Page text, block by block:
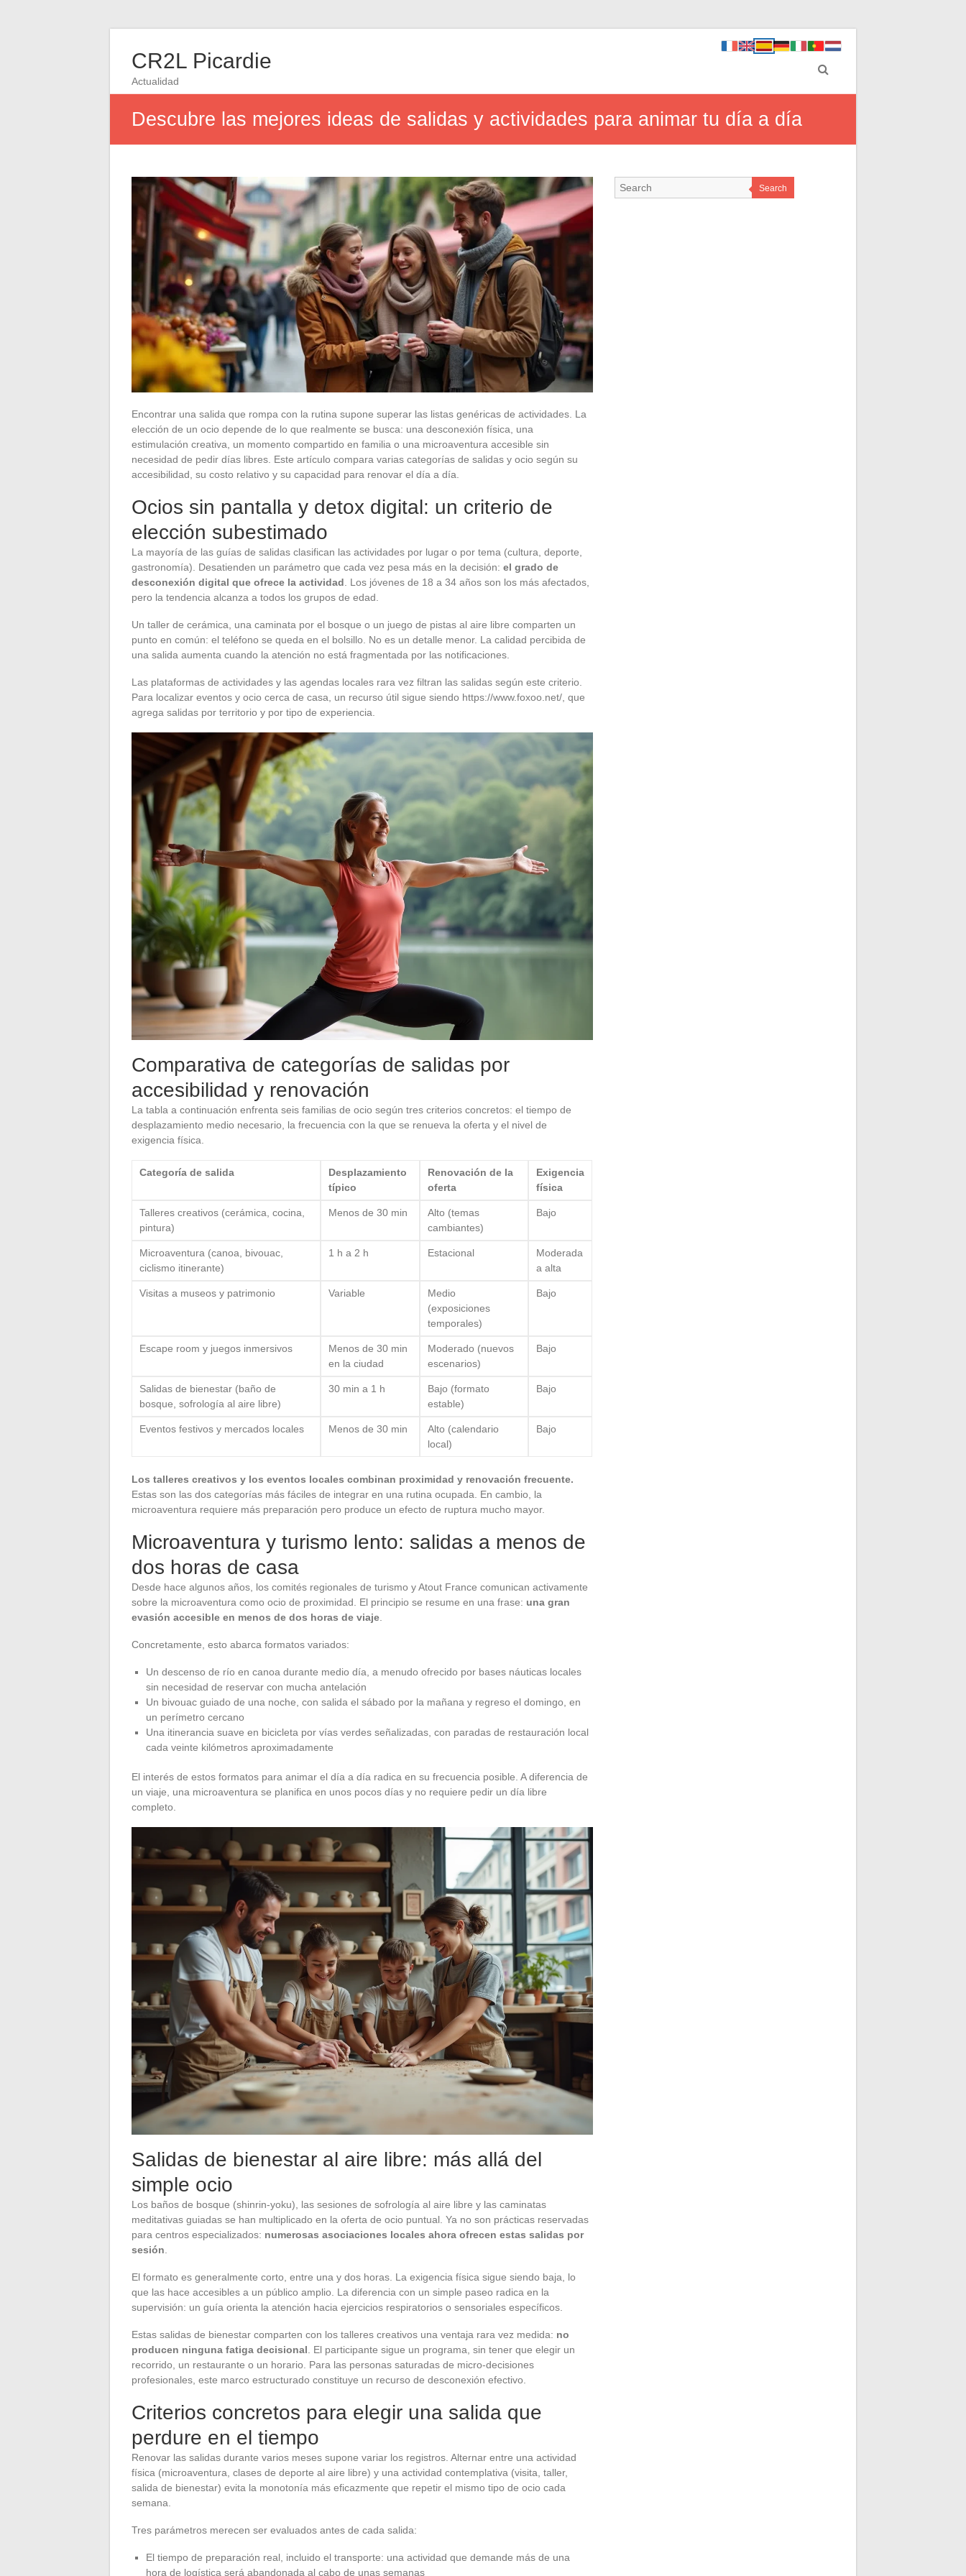
CR2L Picardie
Actualidad
Descubre las mejores ideas de salidas y actividades para animar tu día a día
Encontrar una salida que rompa con la rutina supone superar las listas genéricas de actividades. La
elección de un ocio depende de lo que realmente se busca: una desconexión física, una
estimulación creativa, un momento compartido en familia o una microaventura accesible sin
necesidad de pedir días libres. Este artículo compara varias categorías de salidas y ocio según su
accesibilidad, su costo relativo y su capacidad para renovar el día a día.
Ocios sin pantalla y detox digital: un criterio de
elección subestimado
La mayoría de las guías de salidas clasifican las actividades por lugar o por tema (cultura, deporte,
gastronomía). Desatienden un parámetro que cada vez pesa más en la decisión: el grado de
desconexión digital que ofrece la actividad . Los jóvenes de 18 a 34 años son los más afectados,
pero la tendencia alcanza a todos los grupos de edad.
Un taller de cerámica, una caminata por el bosque o un juego de pistas al aire libre comparten un
punto en común: el teléfono se queda en el bolsillo. No es un detalle menor. La calidad percibida de
una salida aumenta cuando la atención no está fragmentada por las notificaciones.
Las plataformas de actividades y las agendas locales rara vez filtran las salidas según este criterio.
Para localizar eventos y ocio cerca de casa, un recurso útil sigue siendo https://www.foxoo.net/, que
agrega salidas por territorio y por tipo de experiencia.
Comparativa de categorías de salidas por
accesibilidad y renovación
La tabla a continuación enfrenta seis familias de ocio según tres criterios concretos: el tiempo de
desplazamiento medio necesario, la frecuencia con la que se renueva la oferta y el nivel de
exigencia física.
Categoría de salida
Desplazamiento
típico
Renovación de la
oferta
Exigencia
física
Talleres creativos (cerámica, cocina,
pintura)
Menos de 30 min
Alto (temas
cambiantes)
Bajo
Microaventura (canoa, bivouac,
ciclismo itinerante)
1 h a 2 h Estacional
Moderada
a alta
Visitas a museos y patrimonio Variable
Medio
(exposiciones
temporales)
Bajo
Escape room y juegos inmersivos
Menos de 30 min
en la ciudad
Moderado (nuevos
escenarios)
Bajo
Salidas de bienestar (baño de
bosque, sofrología al aire libre)
30 min a 1 h
Bajo (formato
estable)
Bajo
Eventos festivos y mercados locales Menos de 30 min
Alto (calendario
local)
Bajo
Los talleres creativos y los eventos locales combinan proximidad y renovación frecuente.
Estas son las dos categorías más fáciles de integrar en una rutina ocupada. En cambio, la
microaventura requiere más preparación pero produce un efecto de ruptura mucho mayor.
Microaventura y turismo lento: salidas a menos de
dos horas de casa
Desde hace algunos años, los comités regionales de turismo y Atout France comunican activamente
sobre la microaventura como ocio de proximidad. El principio se resume en una frase: una gran
evasión accesible en menos de dos horas de viaje
Concretamente, esto abarca formatos variados:
Un descenso de río en canoa durante medio día, a menudo ofrecido por bases náuticas locales
sin necesidad de reservar con mucha antelación
Un bivouac guiado de una noche, con salida el sábado por la mañana y regreso el domingo, en
un perímetro cercano
Una itinerancia suave en bicicleta por vías verdes señalizadas, con paradas de restauración local
cada veinte kilómetros aproximadamente
El interés de estos formatos para animar el día a día radica en su frecuencia posible. A diferencia de
un viaje, una microaventura se planifica en unos pocos días y no requiere pedir un día libre
completo.
Salidas de bienestar al aire libre: más allá del
simple ocio
Los baños de bosque (shinrin-yoku), las sesiones de sofrología al aire libre y las caminatas
meditativas guiadas se han multiplicado en la oferta de ocio puntual. Ya no son prácticas reservadas
para centros especializados: numerosas asociaciones locales ahora ofrecen estas salidas por
sesión
El formato es generalmente corto, entre una y dos horas. La exigencia física sigue siendo baja, lo
que las hace accesibles a un público amplio. La diferencia con un simple paseo radica en la
supervisión: un guía orienta la atención hacia ejercicios respiratorios o sensoriales específicos.
Estas salidas de bienestar comparten con los talleres creativos una ventaja rara vez medida: no
producen ninguna fatiga decisional . El participante sigue un programa, sin tener que elegir un
recorrido, un restaurante o un horario. Para las personas saturadas de micro-decisiones
profesionales, este marco estructurado constituye un recurso de desconexión efectivo.
Criterios concretos para elegir una salida que
perdure en el tiempo
Renovar las salidas durante varios meses supone variar los registros. Alternar entre una actividad
física (microaventura, clases de deporte al aire libre) y una actividad contemplativa (visita, taller,
salida de bienestar) evita la monotonía más eficazmente que repetir el mismo tipo de ocio cada
semana.
Tres parámetros merecen ser evaluados antes de cada salida:
El tiempo de preparación real, incluido el transporte: una actividad que demande más de una
hora de logística será abandonada al cabo de unas semanas
Search